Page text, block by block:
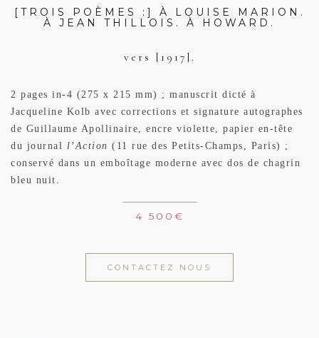
[TROIS POÈMES :] À LOUISE MARION.
À JEAN THILLOIS. À HOWARD.
vers [1917].
2 pages in-4 (275 x 215 mm) ; manuscrit dicté à
Jacqueline Kolb avec corrections et signature autographes
de Guillaume Apollinaire, encre violette, papier en-tête
du journal l’Action (11 rue des Petits-Champs, Paris) ;
conservé dans un emboîtage moderne avec dos de chagrin
bleu nuit.
4 500 €
CONTACTEZ NOUS